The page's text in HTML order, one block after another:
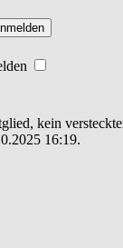
kein
16:19.